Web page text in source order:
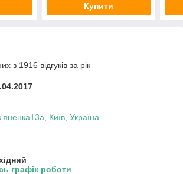
Купити
з 1916 відгуків за рік
Київ, Україна
графік роботи